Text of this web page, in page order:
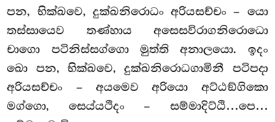
පන, භික්ඛවෙ, දුක්ඛනිරොධං අරියසච්චං – යො
තස්සායෙව තණ්හාය අසෙසවිරාගනිරොධො
චාගො පටිනිස්සග්ගො මුත්ති අනාලයො. ඉදං
ඛො පන, භික්ඛවෙ, දුක්ඛනිරොධගාමිනී පටිපදා
අරියසච්චං – අයමෙව අරියො අට්ඨඞ්ගිකො
මග්ගො, සෙය්යථිදං – සම්මාදිට්ඨි…පෙ…